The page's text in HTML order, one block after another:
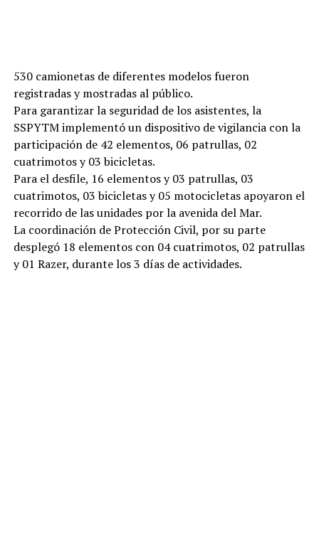
530 camionetas de diferentes modelos fueron
registradas y mostradas al público.
Para garantizar la seguridad de los asistentes, la
SSPYTM implementó un dispositivo de vigilancia con la
participación de 42 elementos, 06 patrullas, 02
cuatrimotos y 03 bicicletas.
Para el desfile, 16 elementos y 03 patrullas, 03
cuatrimotos, 03 bicicletas y 05 motocicletas apoyaron el
recorrido de las unidades por la avenida del Mar.
La coordinación de Protección Civil, por su parte
desplegó 18 elementos con 04 cuatrimotos, 02 patrullas
y 01 Razer, durante los 3 días de actividades.